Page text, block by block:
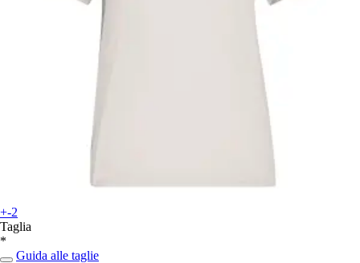
+-2
Taglia
*
Guida alle taglie